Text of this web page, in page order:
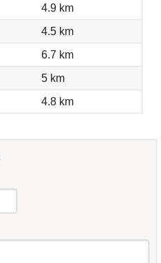
4.9 km
4.5 km
6.7 km
5 km
4.8 km